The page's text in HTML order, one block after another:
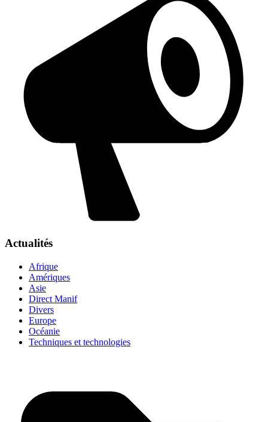
Actualités
Afrique
Amériques
Asie
Direct Manif
Divers
Europe
Océanie
Techniques et technologies